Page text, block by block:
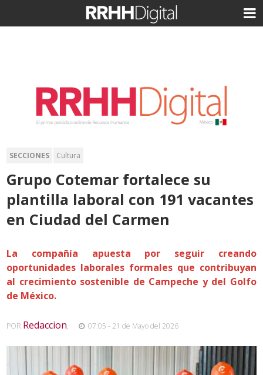
SECCIONES Cultura
Grupo Cotemar fortalece su
plantilla laboral con 191 vacantes
en Ciudad del Carmen
La compañía apuesta por seguir creando
oportunidades laborales formales que contribuyan
al crecimiento sostenible de Campeche y del Golfo
de México.
POR Redaccion, 07:05 - 21 de Mayo del 2026